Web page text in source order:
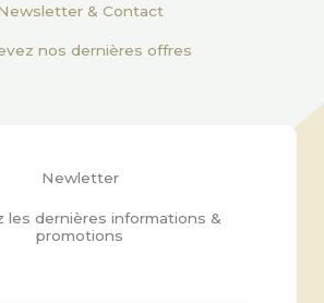
& Contact
nos dernières offres
Newletter
les dernières informations &
promotions